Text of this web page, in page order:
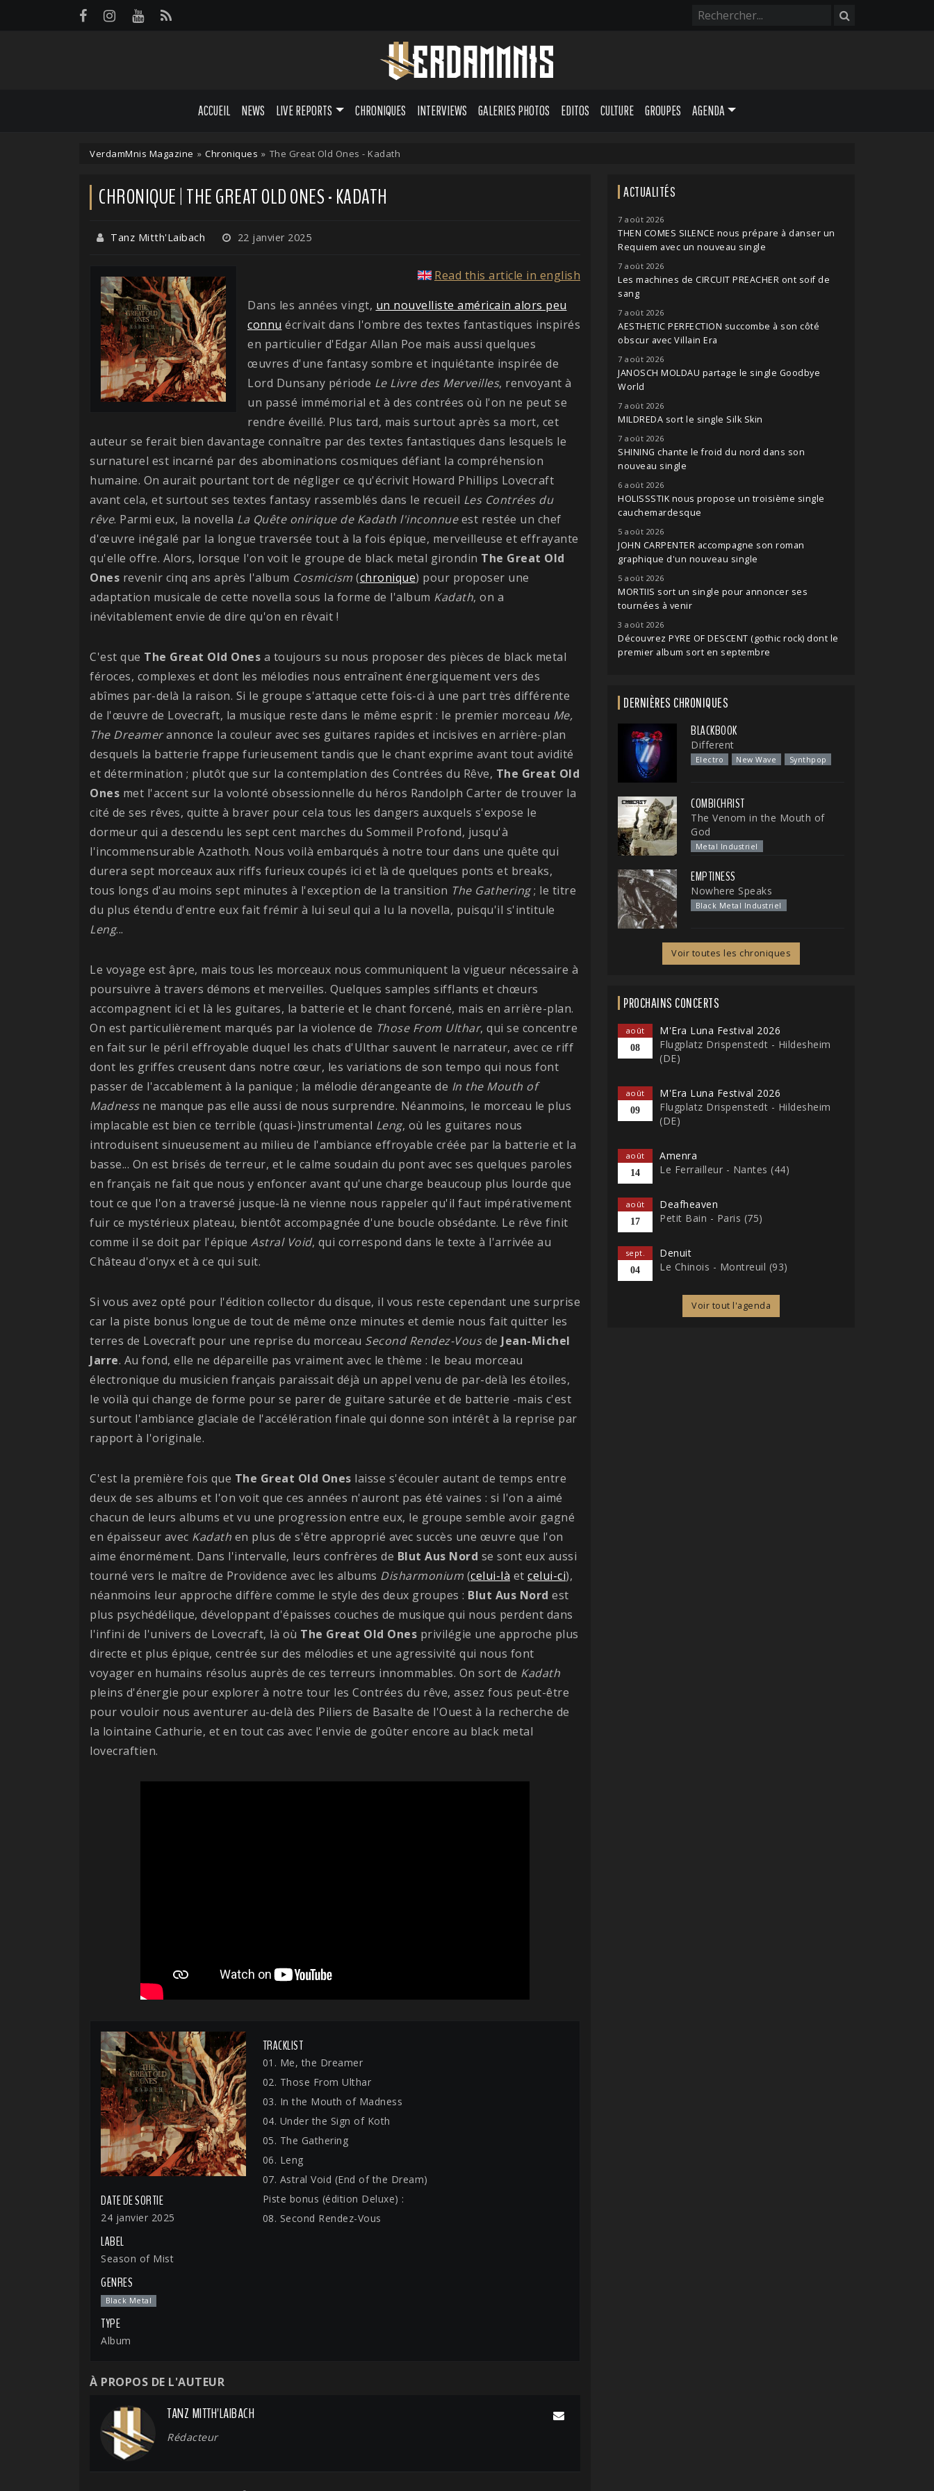
ACCUEIL NEWS LIVE REPORTS CHRONIQUES INTERVIEWS GALERIES PHOTOS EDITOS CULTURE GROUPES AGENDA
VerdamMnis Magazine » Chroniques » The Great Old Ones - Kadath
CHRONIQUE | THE GREAT OLD ONES - KADATH
Tanz Mitth'Laibach 22 janvier 2025
Read this article in english
Dans les années vingt, un nouvelliste américain alors peu
connu écrivait dans l'ombre des textes fantastiques inspirés
en particulier d'Edgar Allan Poe mais aussi quelques
œuvres d'une fantasy sombre et inquiétante inspirée de
Lord Dunsany période Le Livre des Merveilles, renvoyant à
un passé immémorial et à des contrées où l'on ne peut se
rendre éveillé. Plus tard, mais surtout après sa mort, cet
auteur se ferait bien davantage connaître par des textes fantastiques dans lesquels le
surnaturel est incarné par des abominations cosmiques défiant la compréhension
humaine. On aurait pourtant tort de négliger ce qu'écrivit Howard Phillips Lovecraft
avant cela, et surtout ses textes fantasy rassemblés dans le recueil Les Contrées du
rêve. Parmi eux, la novella La Quête onirique de Kadath l'inconnueest restée un chef
d'œuvre inégalé par la longue traversée tout à la fois épique, merveilleuse et effrayante
qu'elle offre. Alors, lorsque l'on voit le groupe de black metal girondin The Great Old
Ones revenir cinq ans après l'album Cosmicism (chronique) pour proposer une
adaptation musicale de cette novella sous la forme de l'album Kadath, on a
inévitablement envie de dire qu'on en rêvait !
C'est que The Great Old Ones a toujours su nous proposer des pièces de black metal
féroces, complexes et dont les mélodies nous entraînent énergiquement vers des
abîmes par-delà la raison. Si le groupe s'attaque cette fois-ci à une part très différente
de l'œuvre de Lovecraft, la musique reste dans le même esprit : le premier morceau Me,
The Dreamerannonce la couleur avec ses guitares rapides et incisives en arrière-plan
desquels la batterie frappe furieusement tandis que le chant exprime avant tout avidité
et détermination ; plutôt que sur la contemplation des Contrées du Rêve, The Great Old
Ones met l'accent sur la volonté obsessionnelle du héros Randolph Carter de trouver la
cité de ses rêves, quitte à braver pour cela tous les dangers auxquels s'expose le
dormeur qui a descendu les sept cent marches du Sommeil Profond, jusqu'à
l'incommensurable Azathoth. Nous voilà embarqués à notre tour dans une quête qui
durera sept morceaux aux riffs furieux coupés ici et là de quelques ponts et breaks,
tous longs d'au moins sept minutes à l'exception de la transition The Gathering; le titre
du plus étendu d'entre eux fait frémir à lui seul qui a lu la novella, puisqu'il s'intitule
Leng...
Le voyage est âpre, mais tous les morceaux nous communiquent la vigueur nécessaire à
poursuivre à travers démons et merveilles. Quelques samples sifflants et chœurs
accompagnent ici et là les guitares, la batterie et le chant forcené, mais en arrière-plan.
On est particulièrement marqués par la violence de Those From Ulthar, qui se concentre
en fait sur le péril effroyable duquel les chats d'Ulthar sauvent le narrateur, avec ce riff
dont les griffes creusent dans notre cœur, les variations de son tempo qui nous font
passer de l'accablement à la panique ; la mélodie dérangeante de In the Mouth of
Madnessne manque pas elle aussi de nous surprendre. Néanmoins, le morceau le plus
implacable est bien ce terrible (quasi-)instrumental Leng, où les guitares nous
introduisent sinueusement au milieu de l'ambiance effroyable créée par la batterie et la
basse... On est brisés de terreur, et le calme soudain du pont avec ses quelques paroles
en français ne fait que nous y enfoncer avant qu'une charge beaucoup plus lourde que
tout ce que l'on a traversé jusque-là ne vienne nous rappeler qu'il faut impérativement
fuir ce mystérieux plateau, bientôt accompagnée d'une boucle obsédante. Le rêve finit
comme il se doit par l'épique Astral Void, qui correspond dans le texte à l'arrivée au
Château d'onyx et à ce qui suit.
Si vous avez opté pour l'édition collector du disque, il vous reste cependant une surprise
car la piste bonus longue de tout de même onze minutes et demie nous fait quitter les
terres de Lovecraft pour une reprise du morceau Second Rendez-Vousde Jean-Michel
Jarre. Au fond, elle ne dépareille pas vraiment avec le thème : le beau morceau
électronique du musicien français paraissait déjà un appel venu de par-delà les étoiles,
le voilà qui change de forme pour se parer de guitare saturée et de batterie -mais c'est
surtout l'ambiance glaciale de l'accélération finale qui donne son intérêt à la reprise par
rapport à l'originale.
C'est la première fois que The Great Old Ones laisse s'écouler autant de temps entre
deux de ses albums et l'on voit que ces années n'auront pas été vaines : si l'on a aimé
chacun de leurs albums et vu une progression entre eux, le groupe semble avoir gagné
en épaisseur avec Kadath en plus de s'être approprié avec succès une œuvre que l'on
aime énormément. Dans l'intervalle, leurs confrères de Blut Aus Nord se sont eux aussi
tourné vers le maître de Providence avec les albums Disharmonium (celui-là et celui-ci),
néanmoins leur approche diffère comme le style des deux groupes : Blut Aus Nord est
plus psychédélique, développant d'épaisses couches de musique qui nous perdent dans
l'infini de l'univers de Lovecraft, là où The Great Old Ones privilégie une approche plus
directe et plus épique, centrée sur des mélodies et une agressivité qui nous font
voyager en humains résolus auprès de ces terreurs innommables. On sort de Kadath
pleins d'énergie pour explorer à notre tour les Contrées du rêve, assez fous peut-être
pour vouloir nous aventurer au-delà des Piliers de Basalte de l'Ouest à la recherche de
la lointaine Cathurie, et en tout cas avec l'envie de goûter encore au black metal
lovecraftien.
DATE DE SORTIE
24 janvier 2025
LABEL
Season of Mist
GENRES
Black Metal
TYPE
Album
TRACKLIST
01. Me, the Dreamer
02. Those From Ulthar
03. In the Mouth of Madness
04. Under the Sign of Koth
05. The Gathering
06. Leng
07. Astral Void (End of the Dream)
Piste bonus (édition Deluxe) :
08. Second Rendez-Vous
À PROPOS DE L'AUTEUR
TANZ MITTH'LAIBACH
Rédacteur
ACTUALITÉS
7 août 2026
THEN COMES SILENCE nous prépare à danser un
Requiem avec un nouveau single
7 août 2026
Les machines de CIRCUIT PREACHER ont soif de
sang
7 août 2026
AESTHETIC PERFECTION succombe à son côté
obscur avec Villain Era
7 août 2026
JANOSCH MOLDAU partage le single Goodbye
World
7 août 2026
MILDREDA sort le single Silk Skin
7 août 2026
SHINING chante le froid du nord dans son
nouveau single
6 août 2026
HOLISSSTIK nous propose un troisième single
cauchemardesque
5 août 2026
JOHN CARPENTER accompagne son roman
graphique d'un nouveau single
5 août 2026
MORTIIS sort un single pour annoncer ses
tournées à venir
3 août 2026
Découvrez PYRE OF DESCENT (gothic rock) dont le
premier album sort en septembre
DERNIÈRES CHRONIQUES
BLACKBOOK
Different
Electro New Wave Synthpop
COMBICHRIST
The Venom in the Mouth of
God
Metal Industriel
EMPTINESS
Nowhere Speaks
Black Metal Industriel
Voir toutes les chroniques
PROCHAINS CONCERTS
août
08
M'Era Luna Festival 2026
Flugplatz Drispenstedt - Hildesheim
(DE)
août
09
M'Era Luna Festival 2026
Flugplatz Drispenstedt - Hildesheim
(DE)
août
14
Amenra
Le Ferrailleur - Nantes (44)
août
17
Deafheaven
Petit Bain - Paris (75)
sept.
04
Denuit
Le Chinois - Montreuil (93)
Voir tout l'agenda
Panneau de gestion des cookies